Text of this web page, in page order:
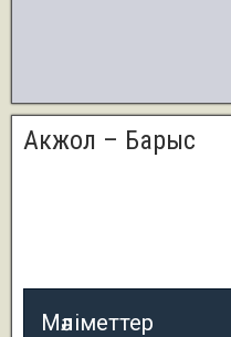
Акжол – Барыс
Мәліметтер